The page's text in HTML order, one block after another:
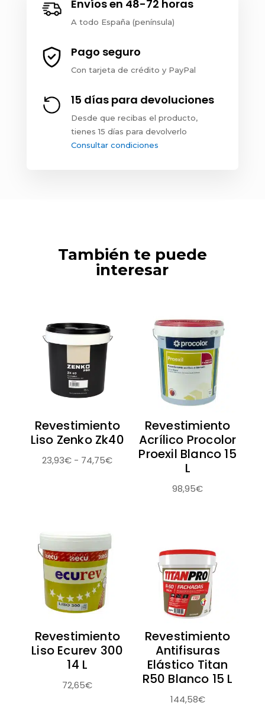
Envíos en 48-72 horas
A todo España (península)
Pago seguro
Con tarjeta de crédito y PayPal
15 días para devoluciones
Desde que recibas el producto,
tienes 15 días para devolverlo
Consultar condiciones
También te puede
interesar
Revestimiento
Liso Zenko Zk40
23,93€ - 74,75€Rango
Revestimiento
Acrílico Procolor
Proexil Blanco 15
L
98,95€
Revestimiento
Liso Ecurev 300
14 L
72,65€
Revestimiento
Antifisuras
Elástico Titan
R50 Blanco 15 L
144,58€